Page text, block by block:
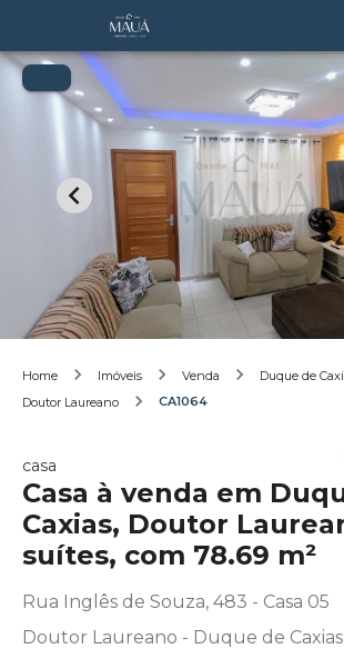
Home Imóveis Venda
Duque de
Doutor Laureano
CA1064
casa
Casa à venda em
Caxias, Doutor
suítes, com 78.69 m²
Rua Inglês de Souza, 483 - Casa 05
Doutor Laureano - Duque de Caxias